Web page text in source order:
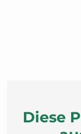
Diese